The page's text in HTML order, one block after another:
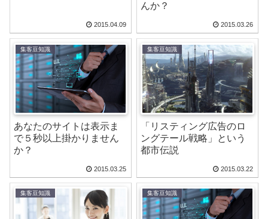
2015.04.09
んか？
2015.03.26
集客豆知識
あなたのサイトは表示ま
で５秒以上掛かりません
か？
2015.03.25
集客豆知識
「リスティング広告のロ
ングテール戦略」という
都市伝説
2015.03.22
集客豆知識 集客豆知識